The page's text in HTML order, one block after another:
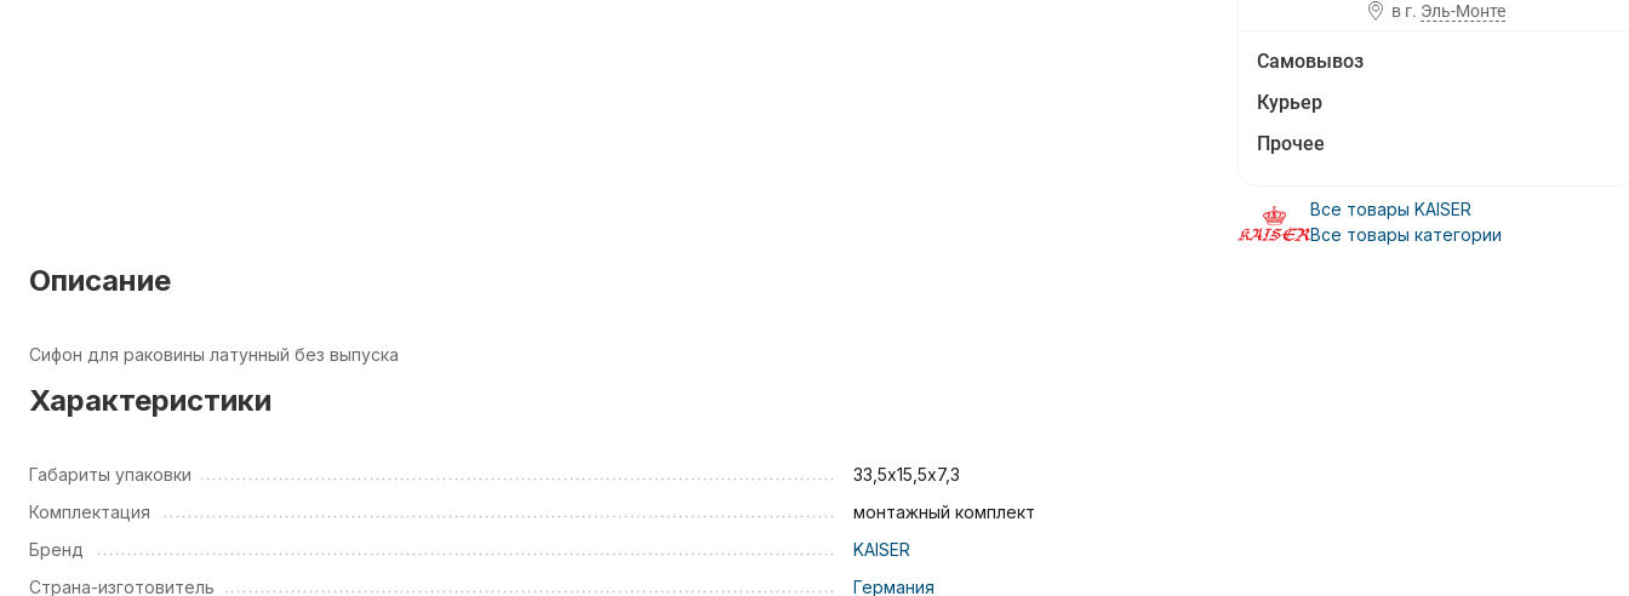
в г. Эль-Монте
Самовывоз
Курьер
Прочее
Все товары KAISER
Все товары категории
Описание
Сифон для раковины латунный без выпуска
Характеристики
Габариты упаковки
33,5х15,5х7,3
Комплектация
монтажный комплект
Бренд
KAISER
Страна-изготовитель
Германия